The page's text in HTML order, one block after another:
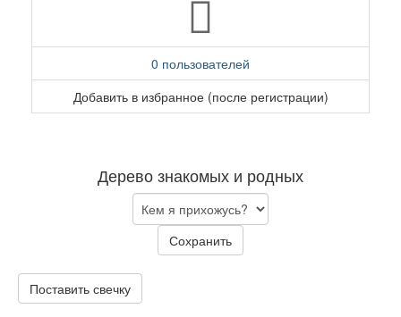
0 пользователей
Добавить в избранное (после регистрации)
Дерево знакомых и родных
Сохранить
Поставить свечку